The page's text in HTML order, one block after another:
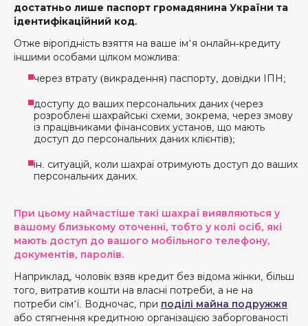
достатньо лише паспорт громадянина України та
ідентифікаційний код.
Отже вірогідність взяття на ваше ім’я онлайн-кредиту
іншими особами цілком можлива:
через втрату (викрадення) паспорту, довідки ІПН;
доступу до ваших персональних даних (через
розроблені шахрайські схеми, зокрема, через змову
із працівниками фінансових установ, що мають
доступ до персональних даних клієнтів);
ін. ситуацій, коли шахраї отримують доступ до ваших
персональних даних.
При цьому найчастіше такі шахраї виявляються у
вашому близькому оточенні, тобто у колі осіб, які
мають доступ до вашого мобільного телефону,
документів, паролів.
Наприклад, чоловік взяв кредит без відома жінки, більш
того, витратив кошти на власні потреби, а не на
потреби сім’ї. Водночас, при поділі майна подружжя
або стягнення кредитною організацією заборгованості